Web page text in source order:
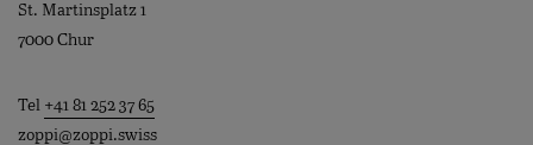
St. Martinsplatz 1
7000 Chur
Tel +41 81 252 37 65
zoppi@zoppi.swiss